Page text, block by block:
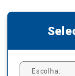
Escolha: